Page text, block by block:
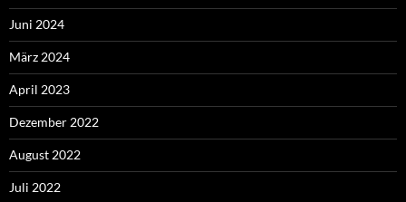
Juni 2024
März 2024
April 2023
Dezember 2022
August 2022
Juli 2022